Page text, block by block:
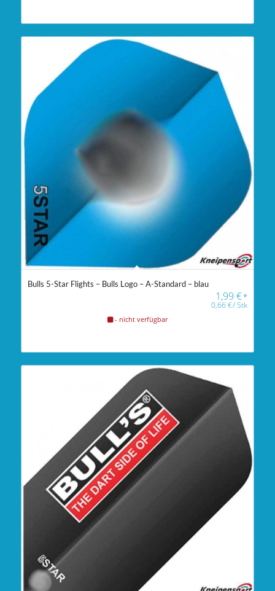
Bulls 5-Star Flights – Bulls Logo – A-Standard – blau
1,99€*
0,66€/Stk
- nicht verfügbar